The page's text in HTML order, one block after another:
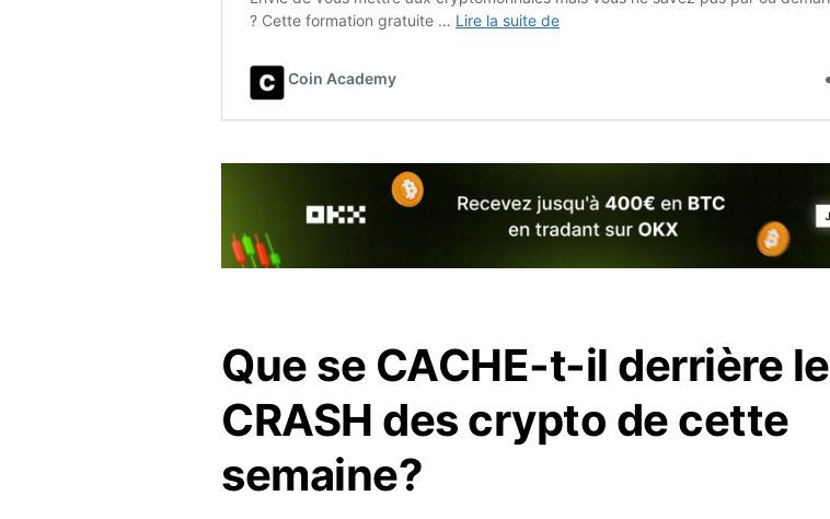
Que se CACHE-t-il derrière le
CRASH des crypto de cette
semaine?